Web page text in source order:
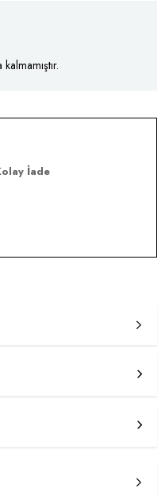
İade